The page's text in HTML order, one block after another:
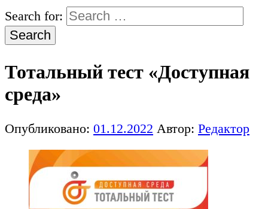
Search for:
Тотальный тест «Доступная
среда»
Опубликовано: 01.12.2022 Автор: Редактор